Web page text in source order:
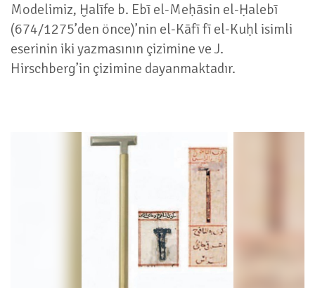
Modelimiz, Ḫalīfe b. Ebī el-Meḥāsin el-Ḥalebī
(674/1275’den önce)’nin el-Kāfī fī el-Kuḥl isimli
eserinin iki yazmasının çizimine ve J.
Hirschberg’in çizimine dayanmaktadır.